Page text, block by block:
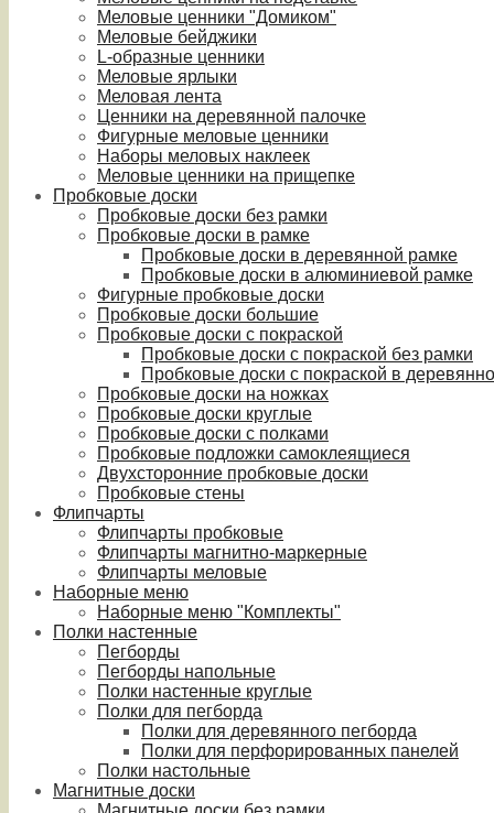
Меловые ценники "Домиком"
Меловые бейджики
L-образные ценники
Меловые ярлыки
Меловая лента
Ценники на деревянной палочке
Фигурные меловые ценники
Наборы меловых наклеек
Меловые ценники на прищепке
Пробковые доски
Пробковые доски без рамки
Пробковые доски в рамке
Пробковые доски в деревянной рамке
Пробковые доски в алюминиевой рамке
Фигурные пробковые доски
Пробковые доски большие
Пробковые доски с покраской
Пробковые доски с покраской без рамки
Пробковые доски с покраской в
Пробковые доски на ножках
Пробковые доски круглые
Пробковые доски с полками
Пробковые подложки самоклеящиеся
Двухсторонние пробковые доски
Пробковые стены
Флипчарты
Флипчарты пробковые
Флипчарты магнитно-маркерные
Флипчарты меловые
Наборные меню
Наборные меню "Комплекты"
Полки настенные
Пегборды
Пегборды напольные
Полки настенные круглые
Полки для пегборда
Полки для деревянного пегборда
Полки для перфорированных панелей
Полки настольные
Магнитные доски